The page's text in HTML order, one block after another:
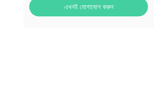
এখনই যোগাযোগ করুন